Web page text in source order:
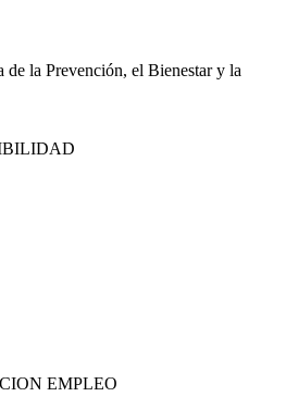
de la Prevención, el Bienestar y la
EMPLEO